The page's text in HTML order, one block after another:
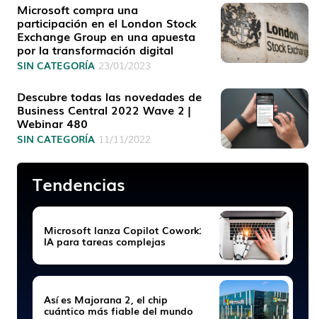
Microsoft compra una
participación en el London Stock
Exchange Group en una apuesta
por la transformación digital
SIN CATEGORÍA 23/01/2023
Descubre todas las novedades de
Business Central 2022 Wave 2 |
Webinar 480
SIN CATEGORÍA 11/11/2022
Tendencias
Microsoft lanza Copilot Cowork:
IA para tareas complejas
Así es Majorana 2, el chip
cuántico más fiable del mundo